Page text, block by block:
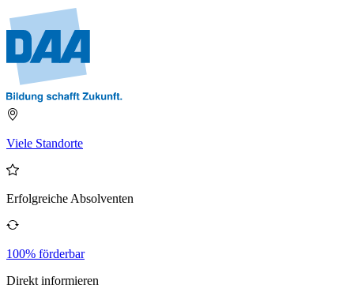
Viele Standorte
Erfolgreiche Absolventen
100% förderbar
Direkt informieren